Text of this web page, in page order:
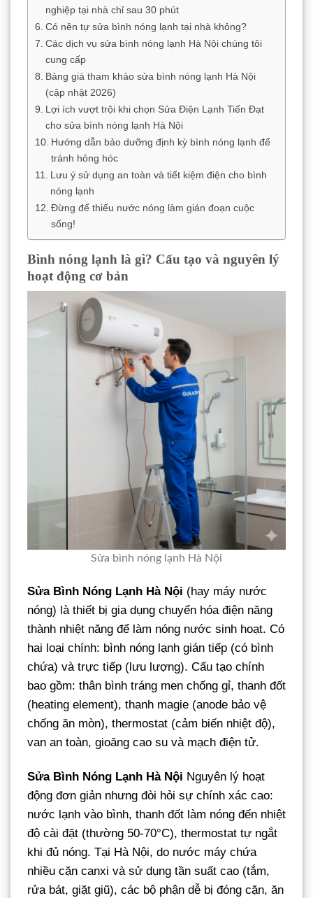
nghiệp tại nhà chỉ sau 30 phút
Có nên tự sửa bình nóng lạnh tại nhà không?
Các dịch vụ sửa bình nóng lạnh Hà Nội chúng tôi
cung cấp
Bảng giá tham khảo sửa bình nóng lạnh Hà Nội
(cập nhật 2026)
Lợi ích vượt trội khi chọn Sửa Điện Lạnh Tiến Đạt
cho sửa bình nóng lạnh Hà Nội
Hướng dẫn bảo dưỡng định kỳ bình nóng lạnh để
tránh hỏng hóc
Lưu ý sử dụng an toàn và tiết kiệm điện cho bình
nóng lạnh
Đừng để thiếu nước nóng làm gián đoạn cuộc
sống!
Bình nóng lạnh là gì? Cấu tạo và nguyên lý
hoạt động cơ bản
Sửa bình nóng lạnh Hà Nội
Sửa Bình Nóng Lạnh Hà Nội (hay máy nước
nóng) là thiết bị gia dụng chuyển hóa điện năng
thành nhiệt năng để làm nóng nước sinh hoạt. Có
hai loại chính: bình nóng lạnh gián tiếp (có bình
chứa) và trực tiếp (lưu lượng). Cấu tạo chính
bao gồm: thân bình tráng men chống gỉ, thanh đốt
(heating element), thanh magie (anode bảo vệ
chống ăn mòn), thermostat (cảm biến nhiệt độ),
van an toàn, gioăng cao su và mạch điện tử.
Sửa Bình Nóng Lạnh Hà Nội Nguyên lý hoạt
động đơn giản nhưng đòi hỏi sự chính xác cao:
nước lạnh vào bình, thanh đốt làm nóng đến nhiệt
độ cài đặt (thường 50-70°C), thermostat tự ngắt
khi đủ nóng. Tại Hà Nội, do nước máy chứa
nhiều cặn canxi và sử dụng tần suất cao (tắm,
rửa bát, giặt giũ), các bộ phận dễ bị đóng cặn, ăn